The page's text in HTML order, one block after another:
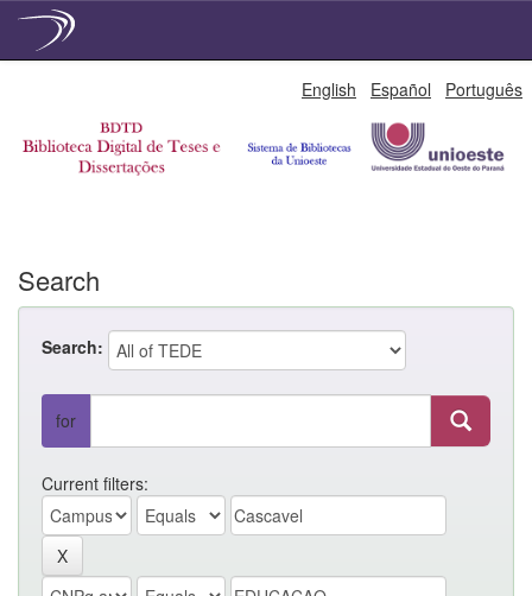
English Español Português
Search
Search:
for
Current filters: